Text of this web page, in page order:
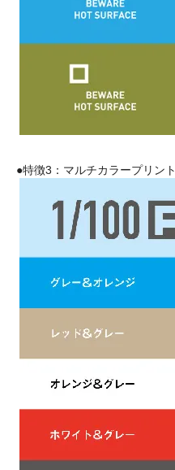
●特徴3：マルチカラープリント